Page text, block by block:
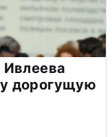
дорогущую